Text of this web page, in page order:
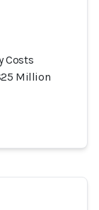
Costs
Million